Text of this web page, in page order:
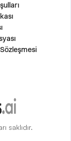
saklıdır.